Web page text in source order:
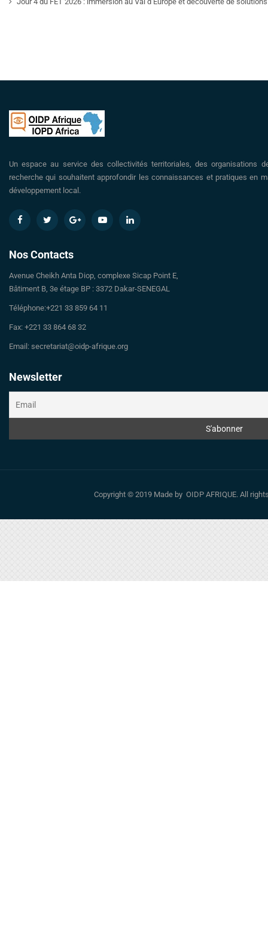
Un espace au service des collectivités territoriales, des organisations
recherche qui souhaitent approfondir les connaissances et pratiques en
développement local.
Nos Contacts
Avenue Cheikh Anta Diop, complexe Sicap Point E,
Bâtiment B, 3e étage BP : 3372 Dakar-SENEGAL
Téléphone:+221 33 859 64 11
Fax: +221 33 864 68 32
Email: secretariat@oidp-afrique.org
Newsletter
Copyright © 2019 Made by OIDP AFRIQUE. All